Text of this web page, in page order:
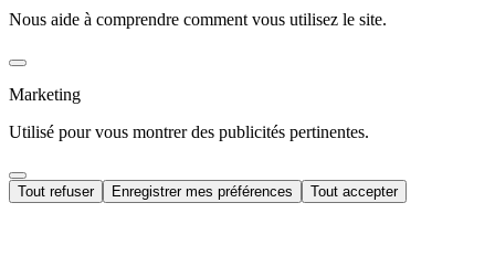
Nous aide à comprendre comment vous utilisez le site.
Marketing
Utilisé pour vous montrer des publicités pertinentes.
Tout refuser Enregistrer mes préférences Tout accepter